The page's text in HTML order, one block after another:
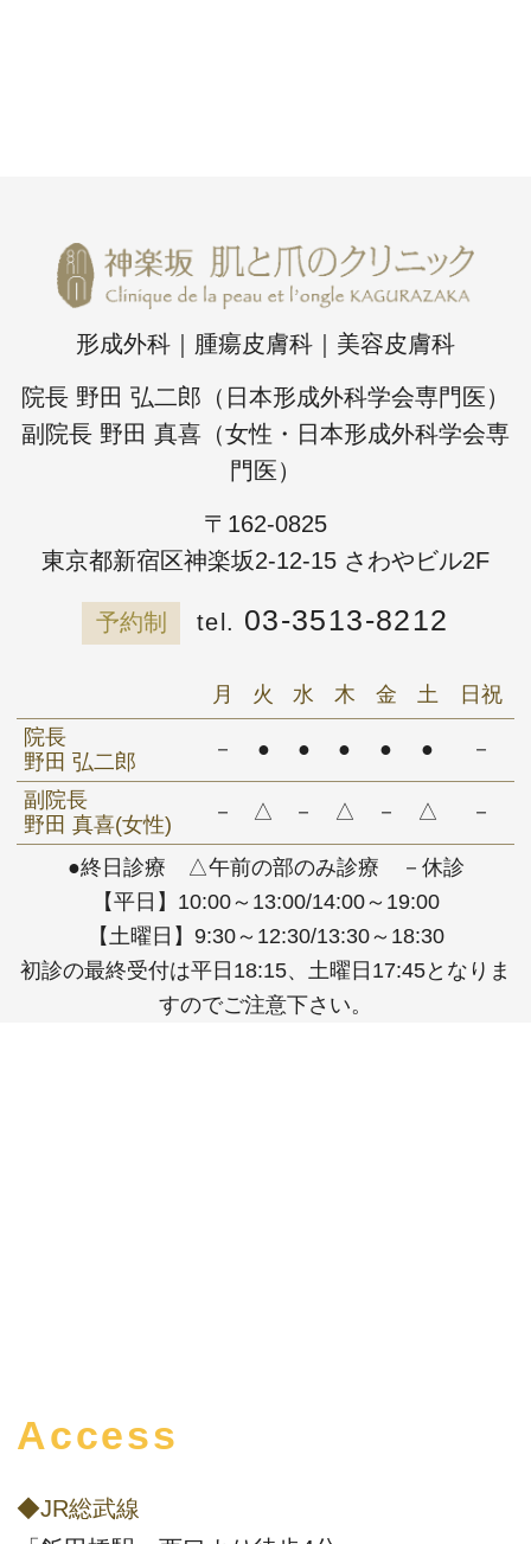
形成外科｜腫瘍皮膚科｜美容皮膚科
院長 野田 弘二郎（日本形成外科学会専門医）
副院長 野田 真喜（女性・日本形成外科学会専
門医）
〒162-0825
東京都新宿区神楽坂2-12-15 さわやビル2F
予約制 03-3513-8212
●終日診療 △午前の部のみ診療 －休診
【平日】10:00～13:00/14:00～19:00
【土曜日】9:30～12:30/13:30～18:30
初診の最終受付は平日18:15、土曜日17:45となりま
すのでご注意下さい。
月 火 水 木 金 土
日祝
院長
野田 弘二郎
－ ● ● ● ● ● －
副院長
野田 真喜(女性)
－ △ － △ － △ －
Access
◆JR総武線